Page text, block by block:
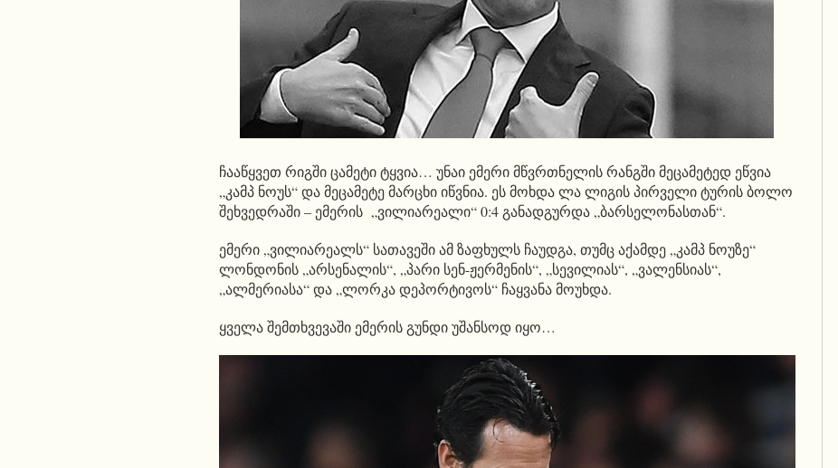
ჩააწყვეთ რიგში ცამეტი ტყვია… უნაი ემერი მწვრთნელის რანგში მეცამეტედ ეწვია
„კამპ ნოუს“ და მეცამეტე მარცხი იწვნია. ეს მოხდა ლა ლიგის პირველი ტურის ბოლო
შეხვედრაში – ემერის „ვილიარეალი“ 0:4 განადგურდა „ბარსელონასთან“.
ემერი „ვილიარეალს“ სათავეში ამ ზაფხულს ჩაუდგა, თუმც აქამდე „კამპ ნოუზე“
ლონდონის „არსენალის“, „პარი სენ-ჟერმენის“, „სევილიას“, „ვალენსიას“,
„ალმერიასა“ და „ლორკა დეპორტივოს“ ჩაყვანა მოუხდა.
ყველა შემთხვევაში ემერის გუნდი უშანსოდ იყო…